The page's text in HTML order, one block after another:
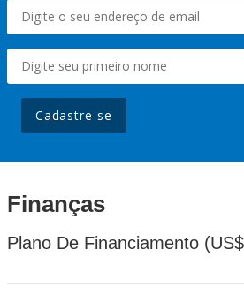
Cadastre-se
Finanças
Plano De Financiamento